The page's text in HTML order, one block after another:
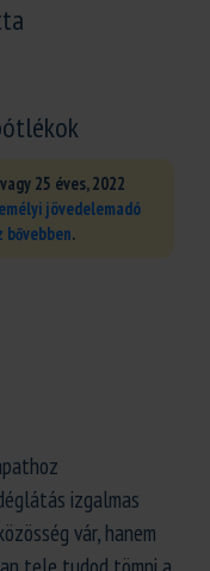
25 éves, 2022
jövedelemadó
.
izgalmas
vár, hanem